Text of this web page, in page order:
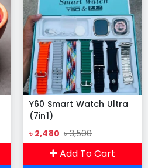
Y60 Smart Watch Ultra
(7in1)
৳ 2,480 ৳ 3,500
Add To Cart